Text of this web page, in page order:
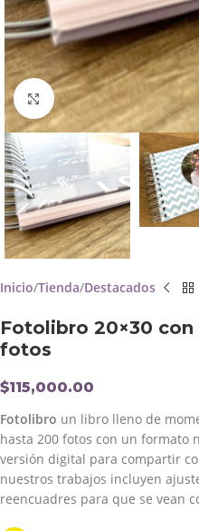
Click to enlarge
Inicio Tienda Destacados
Fotolibro 20×30
fotos
$115,000.00
Fotolibro un libro lleno de
hasta 200 fotos con un formato
versión digital para compartir
nuestros trabajos incluyen
reencuadres para que se vean